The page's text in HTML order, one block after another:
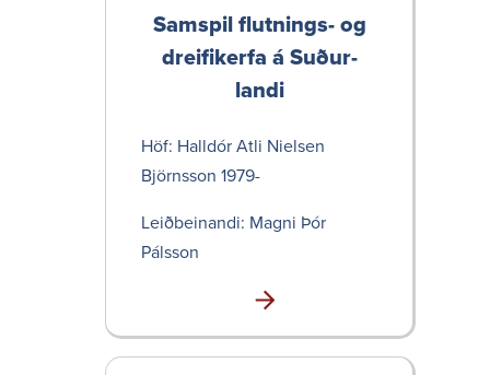
Samspil flutn­ings- og
dreifi­kerfa á Suður­
landi
Höf: Halldór Atli Nielsen
Björnsson 1979-
Leið­bein­andi: Magni Þór
Pálsson